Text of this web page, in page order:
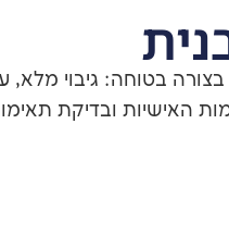
בצורה בטוחה: גיבוי מלא,
האישיות ובדיקת